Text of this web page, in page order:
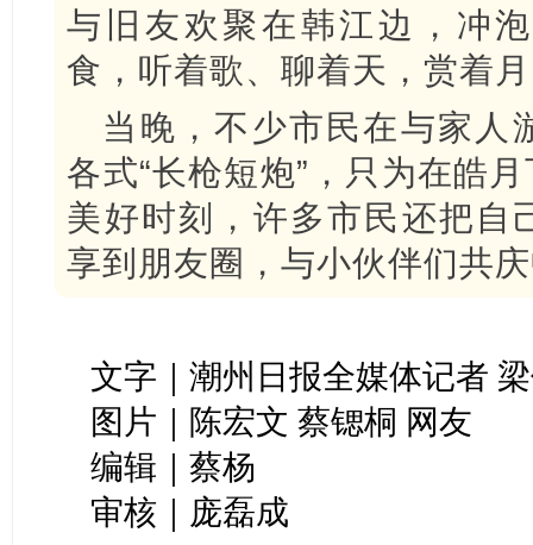
与旧友欢聚在韩江边，冲
食，听着歌、聊着天，赏着
当晚，不少市民在与家人
各式“长枪短炮”，只为在皓
美好时刻，许多市民还把自
享到朋友圈，与小伙伴们共
文字｜潮州日报全媒体记者
图片｜陈宏文 蔡锶桐 网友
编辑｜蔡杨
审核｜庞磊成